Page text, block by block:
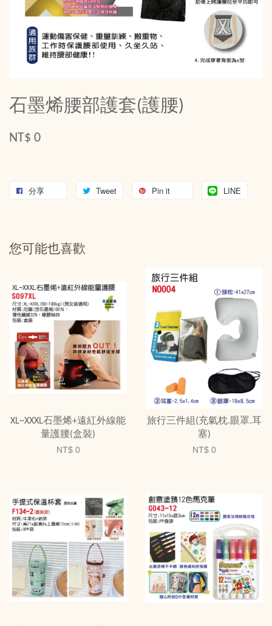
石墨烯腰部護套(護腰)
NT$ 0
分享 Tweet Pin it LINE
您可能也喜歡
XL~XXXL石墨烯+遠紅外線能
量護腰(盒裝)
NT$ 0
旅行三件組(充氣枕.眼罩.耳
塞)
NT$ 0